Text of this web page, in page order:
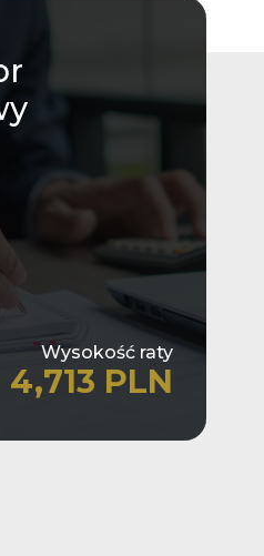
Wysokość raty
4,713 PLN